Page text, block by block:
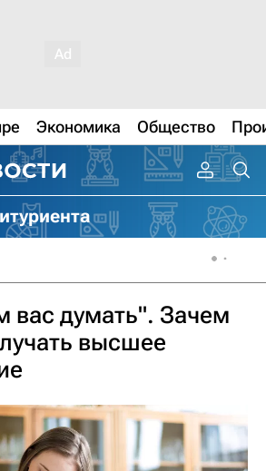
Экономика Общество
вас думать". Зачем
высшее